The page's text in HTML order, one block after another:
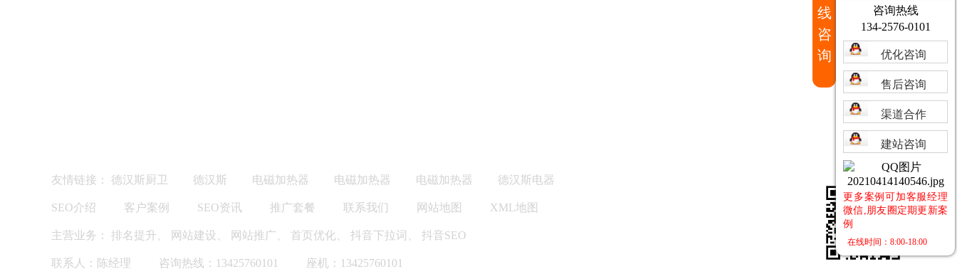
友情链接： 德汉斯厨卫 德汉斯 电磁加热器 电磁加热器 电磁加热器 德汉斯电器
SEO介绍 客户案例 SEO资讯 推广套餐 联系我们 网站地图 XML地图
主营业务： 排名提升 网站建设 网站推广 首页优化 抖音下拉词 抖音SEO
联系人：陈经理 咨询热线：13425760101 座机：13425760101
线
咨
询
咨询热线
134-2576-0101
优化咨询
售后咨询
渠道合作
建站咨询
更多案例可加客服经理
微信,朋友圈定期更新案
例
在线时间：8:00-18:00